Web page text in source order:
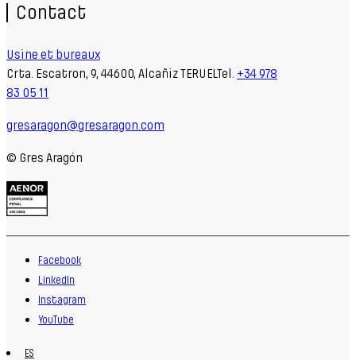
Contact
Usine et bureaux
Crta. Escatron, 9, 44600, Alcañiz TERUELTel. +34 978
83 05 11
gresaragon@gresaragon.com
© Gres Aragón
Facebook
LinkedIn
Instagram
YouTube
ES